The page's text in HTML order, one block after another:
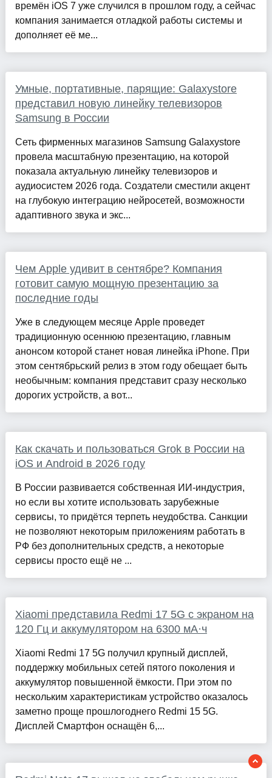
времён iOS 7 уже случился в прошлом году, а сейчас
компания занимается отладкой работы системы и
дополняет её ме...
Умные, портативные, парящие: Galaxystore
представил новую линейку телевизоров
Samsung в России
Сеть фирменных магазинов Samsung Galaxystore
провела масштабную презентацию, на которой
показала актуальную линейку телевизоров и
аудиосистем 2026 года. Создатели сместили акцент
на глубокую интеграцию нейросетей, возможности
адаптивного звука и экс...
Чем Apple удивит в сентябре? Компания
готовит самую мощную презентацию за
последние годы
Уже в следующем месяце Apple проведет
традиционную осеннюю презентацию, главным
анонсом которой станет новая линейка iPhone. При
этом сентябрьский релиз в этом году обещает быть
необычным: компания представит сразу несколько
дорогих устройств, а вот...
Как скачать и пользоваться Grok в России на
iOS и Android в 2026 году
В России развивается собственная ИИ-индустрия,
но если вы хотите использовать зарубежные
сервисы, то придётся терпеть неудобства. Санкции
не позволяют некоторым приложениям работать в
РФ без дополнительных средств, а некоторые
сервисы просто ещё не ...
Xiaomi представила Redmi 17 5G с экраном на
120 Гц и аккумулятором на 6300 мА·ч
Xiaomi Redmi 17 5G получил крупный дисплей,
поддержку мобильных сетей пятого поколения и
аккумулятор повышенной ёмкости. При этом по
нескольким характеристикам устройство оказалось
заметно проще прошлогоднего Redmi 15 5G.
Дисплей Смартфон оснащён 6,...